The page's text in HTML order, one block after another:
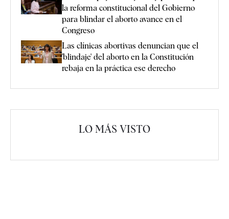
la reforma constitucional del Gobierno
para blindar el aborto avance en el
Congreso
Las clínicas abortivas denuncian que el
'blindaje' del aborto en la Constitución
rebaja en la práctica ese derecho
LO MÁS VISTO